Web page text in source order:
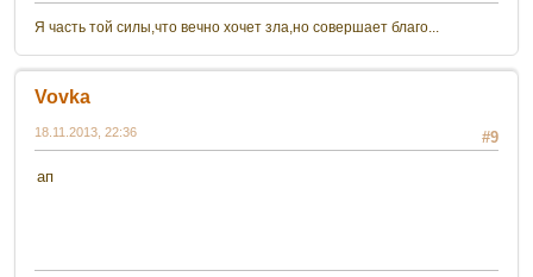
Я часть той силы,что вечно хочет зла,но совершает благо...
Vovka
#9
18.11.2013, 22:36
ап